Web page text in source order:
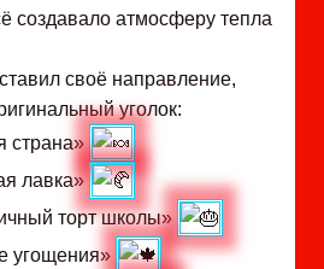
создавало атмосферу тепла
своё направление,
уголок:
страна»
лавка»
торт школы»
угощения»